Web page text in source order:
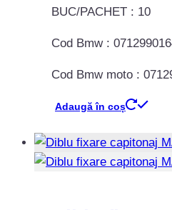
BUC/PACHET : 10
Cod Bmw :
Cod Bmw moto :
Adaugă în coș